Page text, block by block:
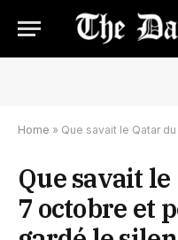
Home » Que savait le Qatar du plan
Que savait
7 octobre et